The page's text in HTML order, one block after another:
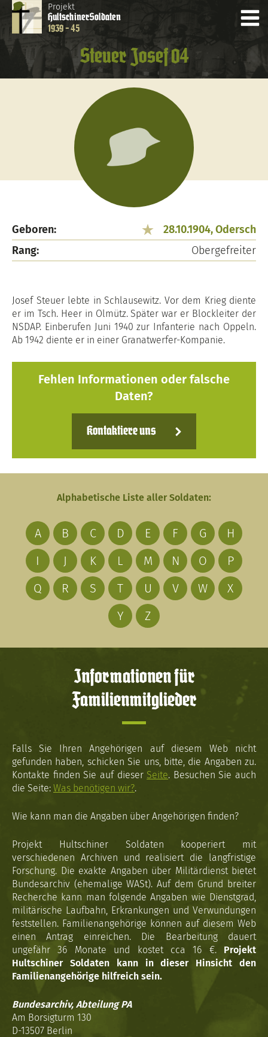
Projekt
HultschinerSoldaten
1939 - 45
Steuer Josef 04
Geboren:
28.10.1904, Odersch
Rang:
Obergefreiter
Josef Steuer lebte in Schlausewitz. Vor dem Krieg diente
er im Tsch. Heer in Olmütz. Später war er Blockleiter der
NSDAP. Einberufen Juni 1940 zur Infanterie nach Oppeln.
Ab 1942 diente er in einer Granatwerfer-Kompanie.
Fehlen Informationen oder falsche
Daten?
Kontaktiere uns
Alphabetische Liste aller Soldaten:
A B C D E F G
H
I
J K L M N O
P
Q
R S T U V W
X
Y
Z
Informationen für
Familienmitglieder
Falls Sie Ihren Angehörigen auf diesem Web nicht
gefunden haben, schicken Sie uns, bitte, die Angaben zu.
Kontakte finden Sie auf dieser Seite. Besuchen Sie auch
die Seite: Was benötigen wir?.
Wie kann man die Angaben über Angehörigen finden?
Projekt Hultschiner Soldaten kooperiert mit
verschiedenen Archiven und realisiert die langfristige
Forschung. Die exakte Angaben über Militärdienst bietet
Bundesarchiv (ehemalige WASt). Auf dem Grund breiter
Recherche kann man folgende Angaben wie Dienstgrad,
militärische Laufbahn, Erkrankungen und Verwundungen
feststellen. Familienangehörige können auf diesem Web
einen Antrag einreichen. Die Bearbeitung dauert
ungefähr 36 Monate und kostet cca 16 €. Projekt
Hultschiner Soldaten kann in dieser Hinsicht den
Familienangehörige hilfreich sein.
Bundesarchiv, Abteilung PA
Am Borsigturm 130
D-13507 Berlin